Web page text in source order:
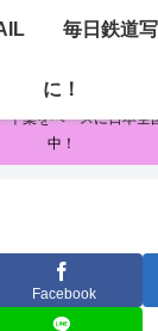
毎日鉄道写真
千葉をベースに日本全
中！
Facebook
毎日鉄道写
に！